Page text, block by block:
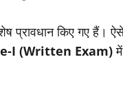
प्रावधान किए गए हैं। ऐसे
I (Written Exam)